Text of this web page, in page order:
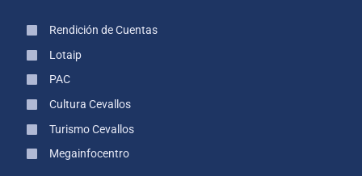
Rendición de Cuentas
Lotaip
PAC
Cultura Cevallos
Turismo Cevallos
Megainfocentro